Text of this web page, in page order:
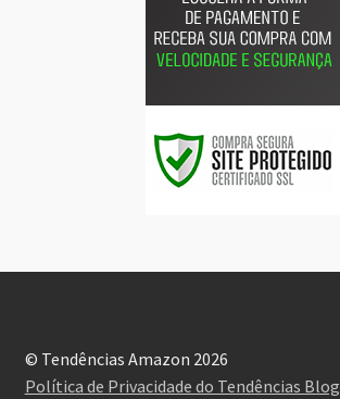
© Tendências Amazon 2026
Política de Privacidade do Tendências Blog